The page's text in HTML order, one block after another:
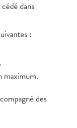
dans
:
maximum.
des